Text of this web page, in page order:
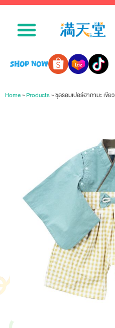
SHOP NOW
Home»Products»ชุดรอมเปอร์ฮากามะ เขียว